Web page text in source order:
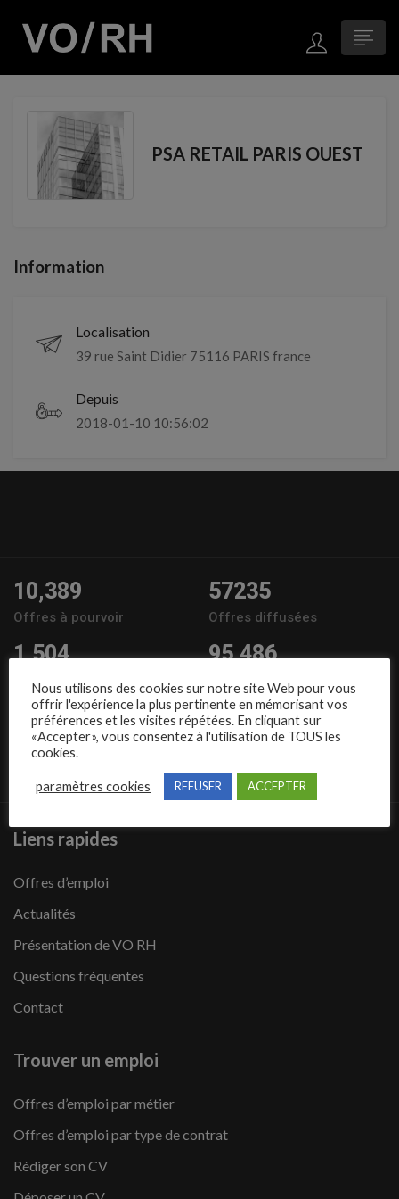
PSA RETAIL PARIS OUEST
Information
Localisation
39 rue Saint Didier 75116 PARIS france
Depuis
2018-01-10 10:56:02
10,389
Offres à pourvoir
57235
Offres diffusées
1,504
Entreprises
95,486
Candidats
Nous suivre
Liens rapides
Offres d’emploi
Actualités
Présentation de VO RH
Questions fréquentes
Contact
Trouver un emploi
Offres d’emploi par métier
Offres d’emploi par type de contrat
Rédiger son CV
Nous utilisons des cookies sur notre site Web pour vous
offrir l'expérience la plus pertinente en mémorisant vos
préférences et les visites répétées. En cliquant sur
«Accepter», vous consentez à l'utilisation de TOUS les
cookies.
paramètres cookies REFUSER ACCEPTER